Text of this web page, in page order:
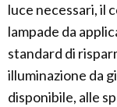
luce necessari, il
lampade da
standard di
illuminazione da
disponibile, alle